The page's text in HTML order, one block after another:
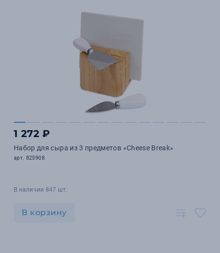
1 272 ₽
Набор для сыра из 3 предметов «Cheese Break»
арт. 825908
В наличии 847 шт.
В корзину